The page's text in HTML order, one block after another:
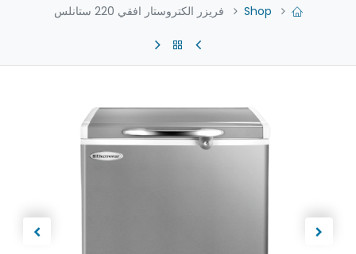
Shop فريزر الكتروستار افقي 220 ستانلس